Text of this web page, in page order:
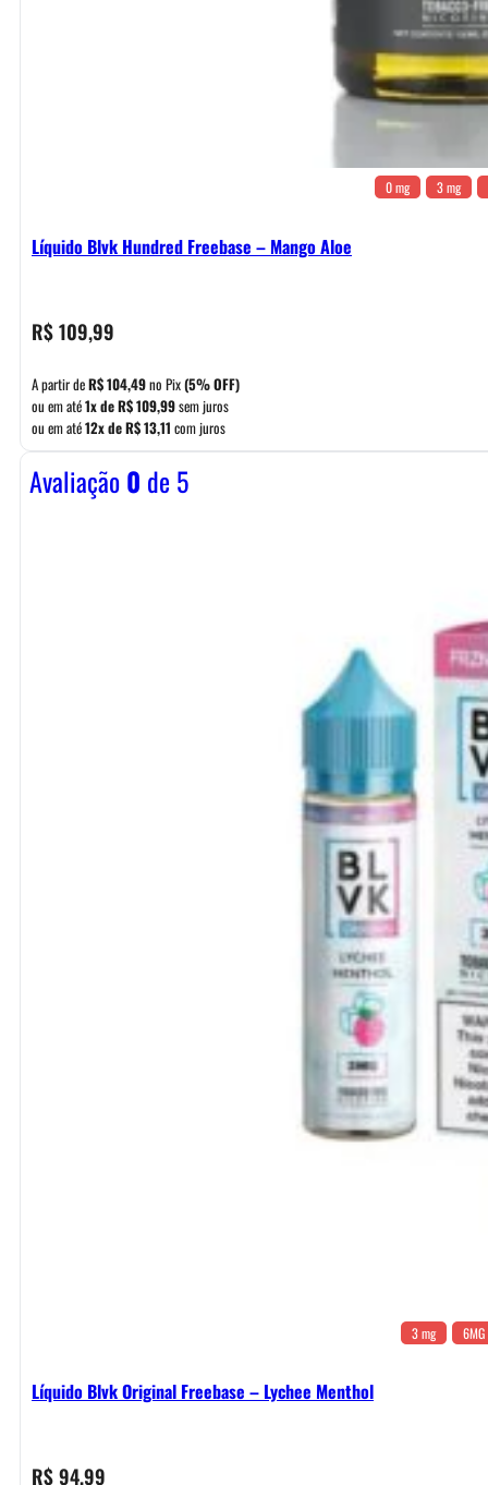
0 mg 3 mg
Líquido Blvk Hundred Freebase – Mango Aloe
R$109,99
A partir deR$104,49no Pix(5% OFF)
ou em até1x deR$109,99sem juros
ou em até12x deR$13,11 com juros
Avaliação0 de 5
3 mg 6MG
Líquido Blvk Original Freebase – Lychee Menthol
R$94,99